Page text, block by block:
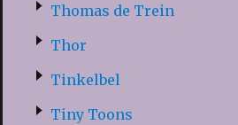
Thomas de Trein
Thor
Tinkelbel
Tiny Toons